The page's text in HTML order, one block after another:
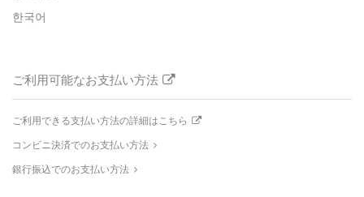
한국어
ご利用可能なお支払い方法
ご利用できる支払い方法の詳細はこちら
コンビニ決済でのお支払い方法
銀行振込でのお支払い方法